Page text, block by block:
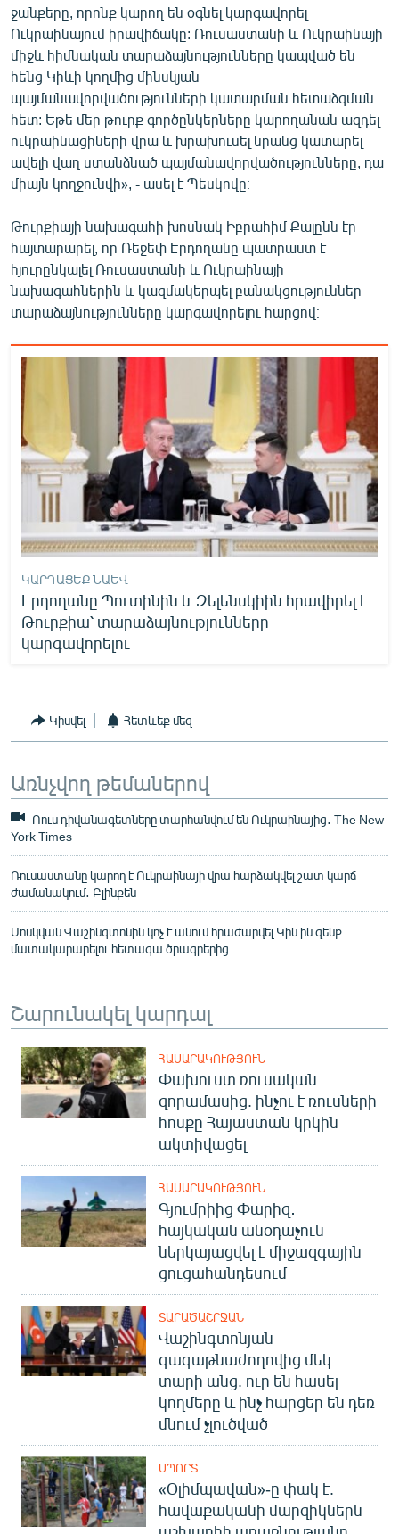
ՀԵՏԵՎԵՔ ՄԵԶ
«Ազատության» բոլոր կայքերը
ջանքերը, որոնք կարող են օգնել կարգավորել
Ուկրաինայում իրավիճակը: Ռուսաստանի և Ուկրաինայի
միջև հիմնական տարաձայնությունները կապված են
հենց Կիևի կողմից մինսկյան
պայմանավորվածությունների կատարման հետաձգման
հետ: Եթե մեր թուրք գործընկերները կարողանան ազդել
ուկրաինացիների վրա և խրախուսել նրանց կատարել
ավելի վաղ ստանձնած պայմանավորվածությունները, դա
միայն կողջունվի», - ասել է Պեսկովը։
Թուրքիայի նախագահի խոսնակ Իբրահիմ Քալընն էր
հայտարարել, որ Ռեջեփ Էրդողանը պատրաստ է
հյուրընկալել Ռուսաստանի և Ուկրաինայի
նախագահներին և կազմակերպել բանակցություններ
տարաձայնությունները կարգավորելու հարցով։
ԿԱՐԴԱՑԵՔ ՆԱԵՎ
Էրդողանը Պուտինին և Զելենսկիին հրավիրել է
Թուրքիա՝ տարաձայնությունները
կարգավորելու
Կիսվել Հետևեք մեզ
Առնչվող թեմաներով
Ռուս դիվանագետները տարհանվում են Ուկրաինայից․ The New
York Times
Ռուսաստանը կարող է Ուկրաինայի վրա հարձակվել շատ կարճ
ժամանակում․ Բլինքեն
Մոսկվան Վաշինգտոնին կոչ է անում հրաժարվել Կիևին զենք
մատակարարելու հետագա ծրագրերից
Շարունակել կարդալ
ՀԱՍԱՐԱԿՈՒԹՅՈՒՆ
Փախուստ ռուսական
զորամասից. ինչու է ռուսների
հոսքը Հայաստան կրկին
ակտիվացել
ՀԱՍԱՐԱԿՈՒԹՅՈՒՆ
Գյումրիից Փարիզ․
հայկական անօդաչուն
ներկայացվել է միջազգային
ցուցահանդեսում
ՏԱՐԱԾԱՇՐՋԱՆ
Վաշինգտոնյան
գագաթնաժողովից մեկ
տարի անց. ուր են հասել
կողմերը և ինչ հարցեր են դեռ
մնում չլուծված
ՍՊՈՐՏ
«Օլիմպավան»-ը փակ է.
հավաքականի մարզիկներն